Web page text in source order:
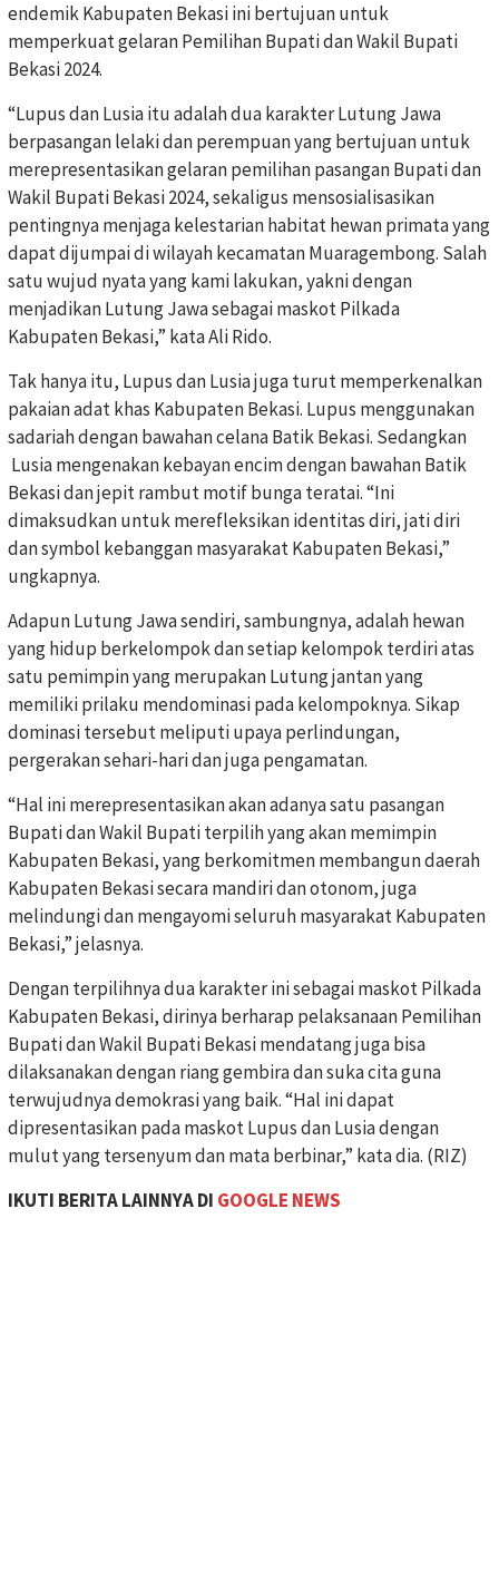
endemik Kabupaten Bekasi ini bertujuan untuk
memperkuat gelaran Pemilihan Bupati dan Wakil Bupati
Bekasi 2024.
“Lupus dan Lusia itu adalah dua karakter Lutung Jawa
berpasangan lelaki dan perempuan yang bertujuan untuk
merepresentasikan gelaran pemilihan pasangan Bupati dan
Wakil Bupati Bekasi 2024, sekaligus mensosialisasikan
pentingnya menjaga kelestarian habitat hewan primata yang
dapat dijumpai di wilayah kecamatan Muaragembong. Salah
satu wujud nyata yang kami lakukan, yakni dengan
menjadikan Lutung Jawa sebagai maskot Pilkada
Kabupaten Bekasi,” kata Ali Rido.
Tak hanya itu, Lupus dan Lusia juga turut memperkenalkan
pakaian adat khas Kabupaten Bekasi. Lupus menggunakan
sadariah dengan bawahan celana Batik Bekasi. Sedangkan
Lusia mengenakan kebayan encim dengan bawahan Batik
Bekasi dan jepit rambut motif bunga teratai. “Ini
dimaksudkan untuk merefleksikan identitas diri, jati diri
dan symbol kebanggan masyarakat Kabupaten Bekasi,”
ungkapnya.
Adapun Lutung Jawa sendiri, sambungnya, adalah hewan
yang hidup berkelompok dan setiap kelompok terdiri atas
satu pemimpin yang merupakan Lutung jantan yang
memiliki prilaku mendominasi pada kelompoknya. Sikap
dominasi tersebut meliputi upaya perlindungan,
pergerakan sehari-hari dan juga pengamatan.
“Hal ini merepresentasikan akan adanya satu pasangan
Bupati dan Wakil Bupati terpilih yang akan memimpin
Kabupaten Bekasi, yang berkomitmen membangun daerah
Kabupaten Bekasi secara mandiri dan otonom, juga
melindungi dan mengayomi seluruh masyarakat Kabupaten
Bekasi,” jelasnya.
Dengan terpilihnya dua karakter ini sebagai maskot Pilkada
Kabupaten Bekasi, dirinya berharap pelaksanaan Pemilihan
Bupati dan Wakil Bupati Bekasi mendatang juga bisa
dilaksanakan dengan riang gembira dan suka cita guna
terwujudnya demokrasi yang baik. “Hal ini dapat
dipresentasikan pada maskot Lupus dan Lusia dengan
mulut yang tersenyum dan mata berbinar,” kata dia. (RIZ)
IKUTI BERITA LAINNYA DI GOOGLE NEWS